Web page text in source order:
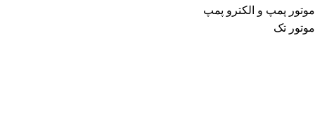
موتور پمپ و الکترو پمپ
موتور تک